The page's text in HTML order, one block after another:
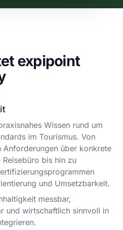
expipoint
Wissen rund um
im Tourismus. Von
Anforderungen über konkrete
Reisebüro bis hin zu
und Umsetzbarkeit.
messbar,
und wirtschaftlich sinnvoll in